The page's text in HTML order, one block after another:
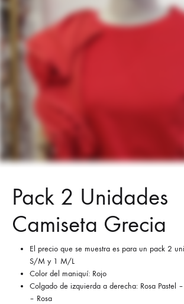
Pack 2 Unidades
Camiseta Grecia
El precio que se muestra es para un pack 2
S/M y 1 M/L
Color del maniquí: Rojo
Colgado de izquierda a derecha: Rosa Pastel
– Rosa